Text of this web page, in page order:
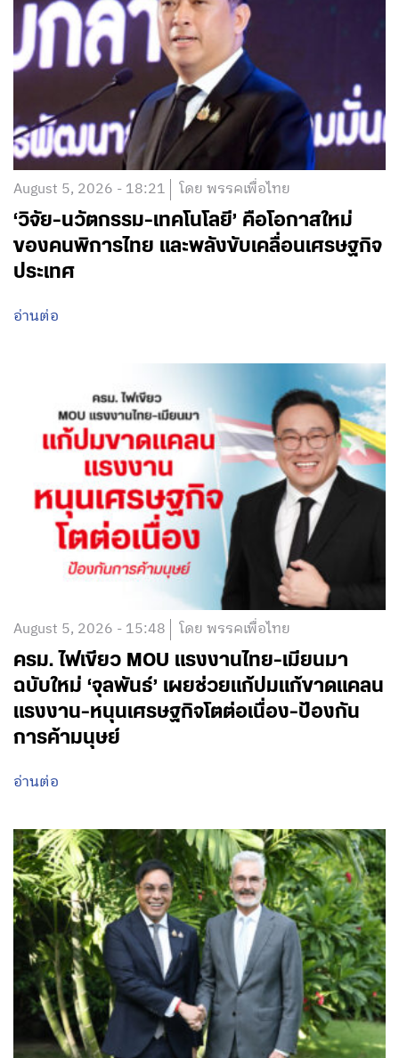
August 5, 2026 - 18:21 โดย พรรคเพื่อไทย
‘วิจัย-นวัตกรรม-เทคโนโลยี’ คือโอกาสใหม่
ของคนพิการไทย และพลังขับเคลื่อนเศรษฐกิจ
ประเทศ
อ่านต่อ
August 5, 2026 - 15:48 โดย พรรคเพื่อไทย
ครม. ไฟเขียว MOU แรงงานไทย-เมียนมา
ฉบับใหม่ ‘จุลพันธ์’ เผยช่วยแก้ปมแก้ขาดแคลน
แรงงาน-หนุนเศรษฐกิจโตต่อเนื่อง-ป้องกัน
การค้ามนุษย์
อ่านต่อ